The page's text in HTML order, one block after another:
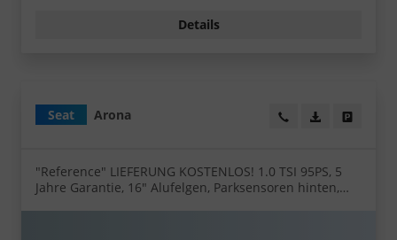
Details
Seat Arona Wir rufen Sie an!
PDF-Datei,
"Reference" LIEFERUNG KOSTENLOS! 1.0 TSI 95PS, 5
Jahre Garantie, 16" Alufelgen, Parksensoren hinten,